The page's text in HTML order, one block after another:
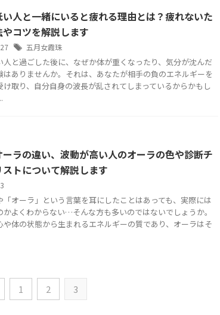
人と一緒にいると疲れる理由とは？疲れないた
やコツを解説します
五月女霞珠
人と過ごした後に、なぜか体が重くなったり、気分が沈んだ
はありませんか。それは、あなたが相手の負のエネルギーを
け取り、自分自身の波長が乱されてしまっているからかもし
ラの違い、波動が高い人のオーラの色や診断チ
ストについて解説します
「オーラ」という言葉を耳にしたことはあっても、実際には
かよくわからない…そんな方も多いのではないでしょうか。
や体の状態から生まれるエネルギーの質であり、オーラはそ
1 2 3